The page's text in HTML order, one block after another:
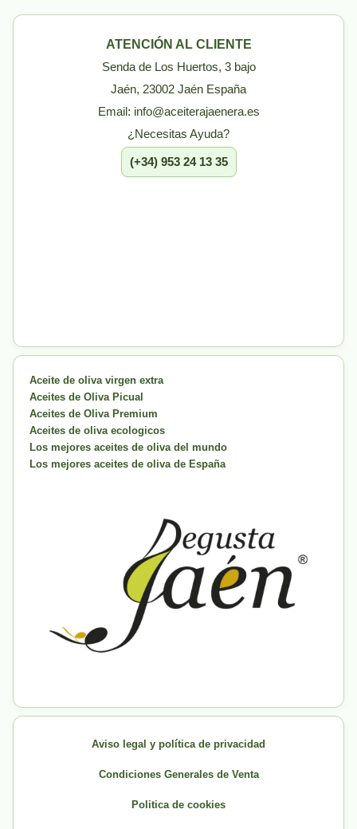
ATENCIÓN AL CLIENTE
Senda de Los Huertos, 3 bajo
Jaén, 23002 Jaén España
Email: info@aceiterajaenera.es
¿Necesitas Ayuda?
(+34) 953 24 13 35
Aceite de oliva virgen extra
Aceites de Oliva Picual
Aceites de Oliva Premium
Aceites de oliva ecologicos
Los mejores aceites de oliva del mundo
Los mejores aceites de oliva de España
Aviso legal y política de privacidad
Condiciones Generales de Venta
Politica de cookies